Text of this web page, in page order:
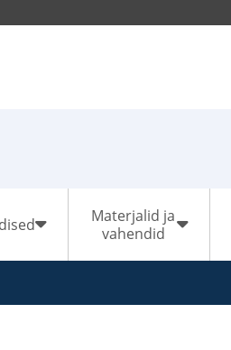
Materjalid ja
vahendid